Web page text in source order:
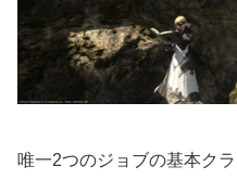
唯一2つのジョブの基本ク